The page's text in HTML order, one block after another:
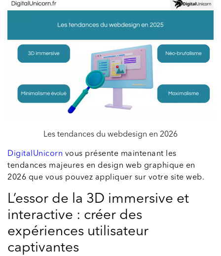
Les tendances du webdesign en 2026
DigitalUnicorn vous présente maintenant les
tendances majeures en design web graphique en
2026 que vous pouvez appliquer sur votre site web.
L’essor de la 3D immersive et
interactive : créer des
expériences utilisateur
captivantes